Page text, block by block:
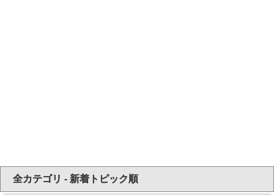
全カテゴリ - 新着トピック順